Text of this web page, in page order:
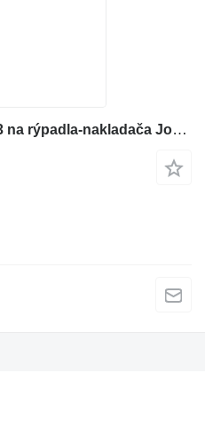
Turbokompresor AT172763 na rýpadla-nakladača John Deere 310E,310SE, 315SE, 310G, 310SG